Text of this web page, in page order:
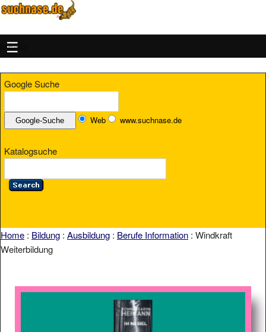
MENU
Google Suche
Web www.suchnase.de
Katalogsuche
Home : Bildung : Ausbildung : Berufe Information : Windkraft
Weiterbildung